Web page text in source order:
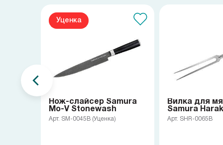
Уценка
Нож-слайсер Samura
Mo-V Stonewash
Арт. SM-0045B (Уценка)
Вилка для
Samura
Арт. SHR-0065B